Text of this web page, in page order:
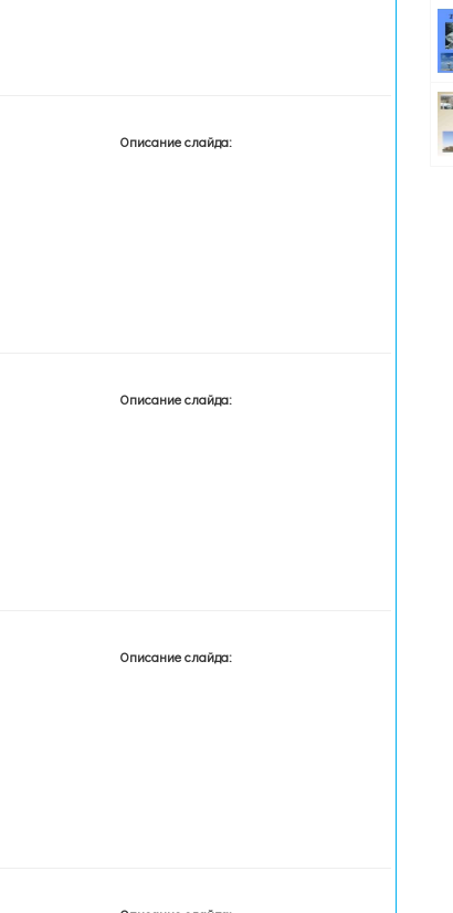
Описание слайда:
Описание слайда:
Описание слайда: